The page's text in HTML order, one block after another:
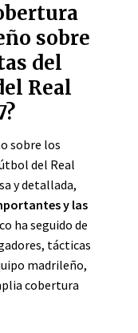
sobre
del
Real
sobre los
del Real
y detallada,
y las
ha seguido de
tácticas
madrileño,
cobertura